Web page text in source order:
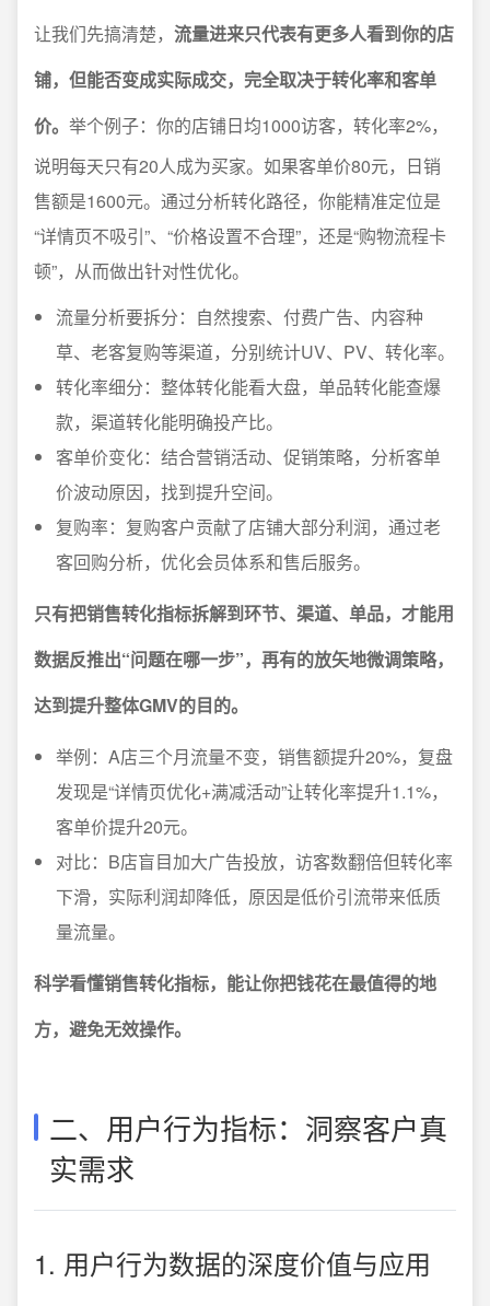
让我们先搞清楚， 流量进来只代表有更多人看到你的店
铺，但能否变成实际成交，完全取决于转化率和客单
价。 举个例子：你的店铺日均1000访客，转化率2%，
说明每天只有20人成为买家。如果客单价80元，日销
售额是1600元。通过分析转化路径，你能精准定位是
“详情页不吸引”、“价格设置不合理”，还是“购物流程卡
顿”，从而做出针对性优化。
流量分析要拆分：自然搜索、付费广告、内容种
草、老客复购等渠道，分别统计UV、PV、转化率。
转化率细分：整体转化能看大盘，单品转化能查爆
款，渠道转化能明确投产比。
客单价变化：结合营销活动、促销策略，分析客单
价波动原因，找到提升空间。
复购率：复购客户贡献了店铺大部分利润，通过老
客回购分析，优化会员体系和售后服务。
只有把销售转化指标拆解到环节、渠道、单品，才能用
数据反推出“问题在哪一步”，再有的放矢地微调策略，
达到提升整体GMV的目的。
举例：A店三个月流量不变，销售额提升20%，复盘
发现是“详情页优化+满减活动”让转化率提升1.1%，
客单价提升20元。
对比：B店盲目加大广告投放，访客数翻倍但转化率
下滑，实际利润却降低，原因是低价引流带来低质
量流量。
科学看懂销售转化指标，能让你把钱花在最值得的地
方，避免无效操作。
二、用户行为指标：洞察客户真
实需求
1. 用户行为数据的深度价值与应用